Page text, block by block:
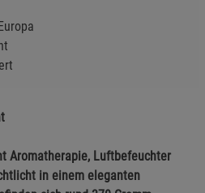
Aromatherapie, Luftbefeuchter
in einem eleganten